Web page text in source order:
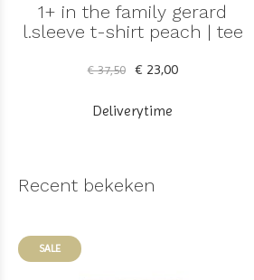
1+ in the family gerard
l.sleeve t-shirt peach | tee
€ 37,50 € 23,00
Deliverytime
Recent bekeken
SALE